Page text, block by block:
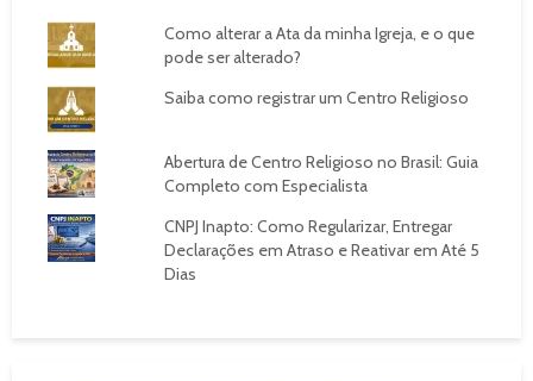
Como alterar a Ata da minha Igreja, e o que
pode ser alterado?
Saiba como registrar um Centro Religioso
Abertura de Centro Religioso no Brasil: Guia
Completo com Especialista
CNPJ Inapto: Como Regularizar, Entregar
Declarações em Atraso e Reativar em Até 5
Dias